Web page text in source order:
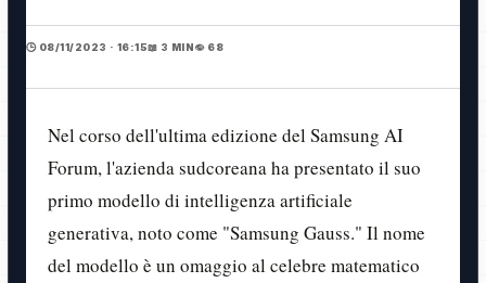
🕒 08/11/2023 · 16:15📖 3 MIN👁️ 68
Nel corso dell'ultima edizione del Samsung AI
Forum, l'azienda sudcoreana ha presentato il suo
primo modello di intelligenza artificiale
generativa, noto come "Samsung Gauss." Il nome
del modello è un omaggio al celebre matematico